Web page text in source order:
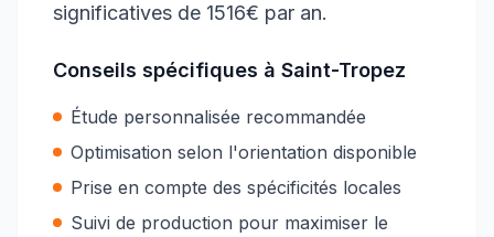
significatives de 1516€ par an.
Conseils spécifiques à Saint-Tropez
Étude personnalisée recommandée
Optimisation selon l'orientation disponible
Prise en compte des spécificités locales
Suivi de production pour maximiser le